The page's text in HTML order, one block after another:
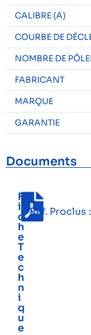
CALIBRE (A)
COURBE DE
NOMBRE DE
FABRICANT
MARQUE
GARANTIE
Documents
F
i
c
h
e
T
e
c
h
n
i
q
u
e
Réf. Proclus :